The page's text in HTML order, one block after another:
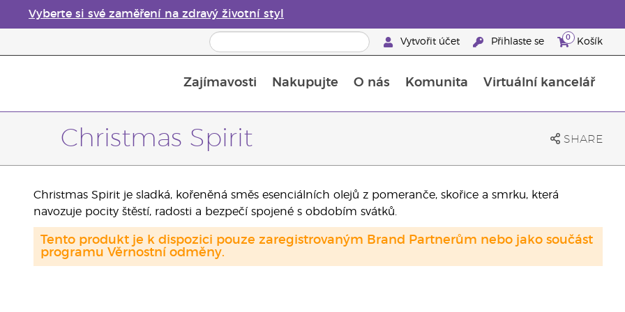
Vyberte si své zaměření na zdravý životní styl
Vytvořit účet Přihlaste se 0 Košík
Zajímavosti Nakupujte O nás Komunita Virtuální kancelář
Christmas Spirit SHARE
Christmas Spirit je sladká, kořeněná směs esenciálních olejů z pomeranče, skořice a smrku, která
navozuje pocity štěstí, radosti a bezpečí spojené s obdobím svátků.
Tento produkt je k dispozici pouze zaregistrovaným Brand Partnerům nebo jako součást
programu Věrnostní odměny.